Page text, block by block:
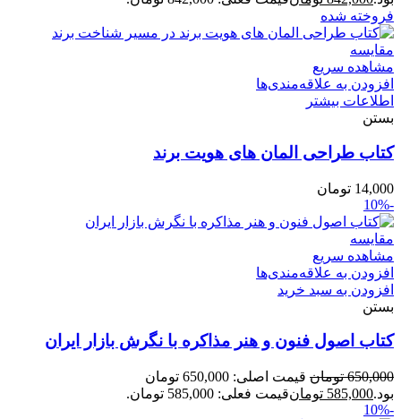
فروخته شده
مقایسه
مشاهده سریع
افزودن به علاقه‌مندی‌ها
اطلاعات بیشتر
بستن
کتاب طراحی المان های هویت برند
14,000 تومان
-10%
مقایسه
مشاهده سریع
افزودن به علاقه‌مندی‌ها
افزودن به سبد خرید
بستن
کتاب اصول فنون و هنر مذاکره با نگرش بازار ایران
650,000 تومان
قیمت اصلی: 650,000 تومان
بود.585,000 تومانقیمت فعلی: 585,000 تومان.
-10%